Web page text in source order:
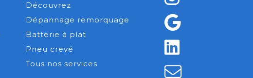
Découvrez
Dépannage remorquage
Batterie à plat
Pneu crevé
Tous nos services